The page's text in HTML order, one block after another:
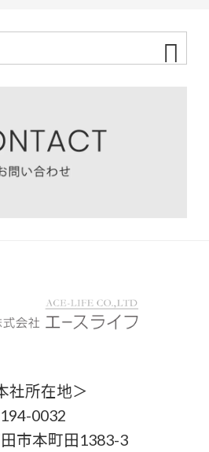
社所在地＞
0032
市本町田1383-3